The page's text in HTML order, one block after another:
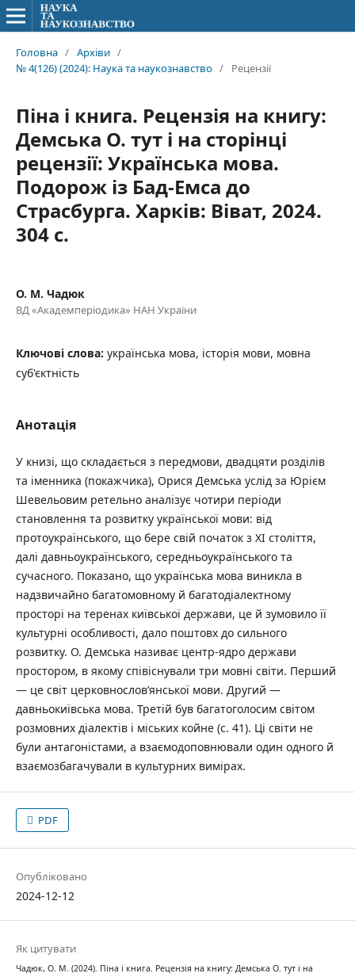
Головна / Архіви /
№ 4(126) (2024): Наука та наукознавство / Рецензії
Піна і книга. Рецензія на книгу:
Демська О. тут і на сторінці
рецензії: Українська мова.
Подорож із Бад-Емса до
Страсбурга. Харків: Віват, 2024.
304 с.
О. М. Чадюк
ВД «Академперіодика» НАН України
Ключові слова: українська мова, історія мови, мовна
суб'єктність
Анотація
У книзі, що складається з передмови, двадцяти розділів
та іменника (покажчика), Орися Демська услід за Юрієм
Шевельовим ретельно аналізує чотири періоди
становлення та розвитку української мови: від
протоукраїнського, що бере свій початок з ХІ століття,
далі давньоукраїнського, середньоукраїнського та
сучасного. Показано, що українська мова виникла в
надзвичайно багатомовному й багатодіалектному
просторі на теренах київської держави, це й зумовило її
культурні особливості, дало поштовх до сильного
розвитку. О. Демська називає центр-ядро держави
простором, в якому співіснували три мовні світи. Перший
— це світ церковнослов’янської мови. Другий —
давньокиївська мова. Третій був багатоголосим світом
розмовних діалектів і міських койне (с. 41). Ці світи не
були антагоністами, а взаємодоповнювали один одного й
взаємозбагачували в культурних вимірах.
PDF
Опубліковано
2024-12-12
Як цитувати
Чадюк, О. М. (2024). Піна і книга. Рецензія на книгу: Демська О. тут і на